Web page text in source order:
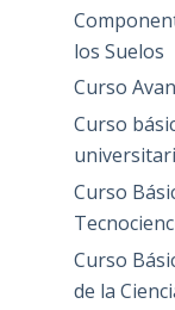
los Suelos
Curso
Curso
Curso
Curso
de la